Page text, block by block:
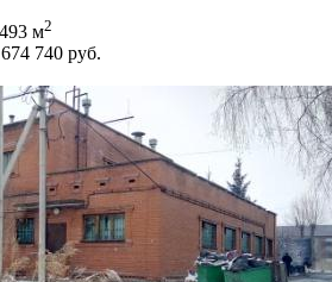
м2
740 руб.